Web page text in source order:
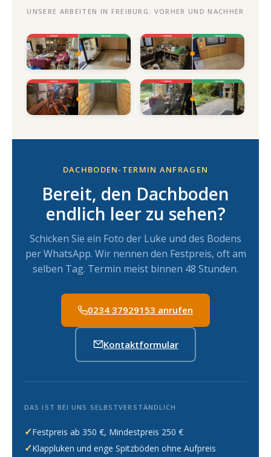
UNSERE ARBEITEN IN FREIBURG: VORHER UND NACHHER
DACHBODEN-TERMIN ANFRAGEN
Bereit, den Dachboden
endlich leer zu sehen?
Schicken Sie ein Foto der Luke und des Bodens
per WhatsApp. Wir nennen den Festpreis, oft am
selben Tag. Termin meist binnen 48 Stunden.
0234 37929153 anrufen
Kontaktformular
DAS IST BEI UNS SELBSTVERSTÄNDLICH
✓Festpreis ab 350 €, Mindestpreis 250 €
✓Klappluken und enge Spitzböden ohne Aufpreis